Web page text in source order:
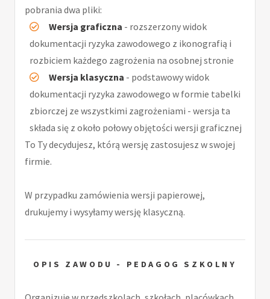
pobrania dwa pliki:
Wersja graficzna - rozszerzony widok
dokumentacji ryzyka zawodowego z ikonografią i
rozbiciem każdego zagrożenia na osobnej stronie
Wersja klasyczna - podstawowy widok
dokumentacji ryzyka zawodowego w formie tabelki
zbiorczej ze wszystkimi zagrożeniami - wersja ta
składa się z około połowy objętości wersji graficznej
To Ty decydujesz, którą wersję zastosujesz w swojej
firmie.
W przypadku zamówienia wersji papierowej,
drukujemy i wysyłamy wersję klasyczną.
OPIS ZAWODU - PEDAGOG SZKOLNY